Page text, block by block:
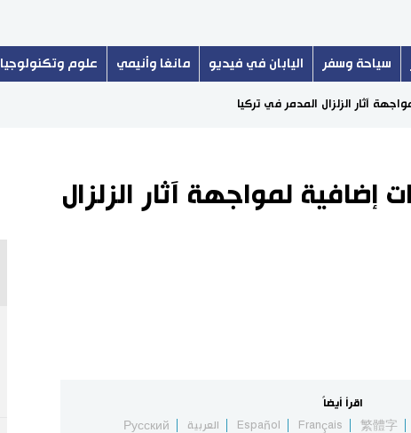
سياحة وسفر اليابان في فيديو مانغا وأنيمي علوم وتكنولوجيا
آثار الزلزال المدمر في تركيا
إضافية لمواجهة آثار الزلزال
اقرأ أيضاً
繁體字
Français
Español العربية Русский